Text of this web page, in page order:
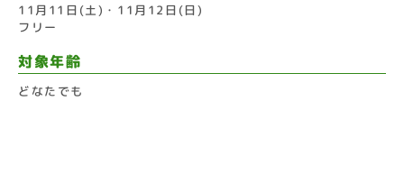
11月11日(土)・11月12日(日)
フリー
対象年齢
どなたでも